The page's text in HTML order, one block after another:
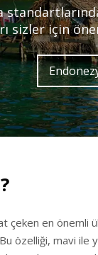
sizler için
çeken en önemli
özelliği, mavi ile